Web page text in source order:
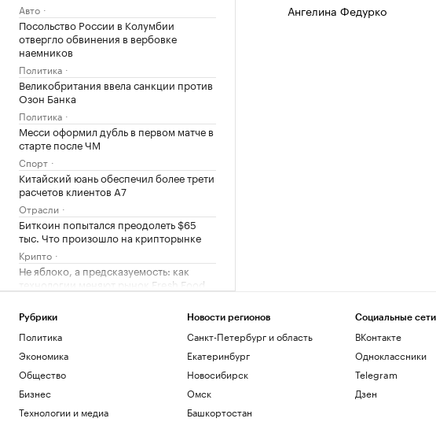
Авто
Посольство России в Колумбии
отвергло обвинения в вербовке
наемников
Политика
Великобритания ввела санкции против
Озон Банка
Политика
Месси оформил дубль в первом матче в
старте после ЧМ
Спорт
Китайский юань обеспечил более трети
расчетов клиентов А7
Отрасли
Биткоин попытался преодолеть $65
тыс. Что произошло на крипторынке
Крипто
Не яблоко, а предсказуемость: как
технологии меняют рынок Fresh Food
Ангелина Федурко
Рубрики
Политика
Экономика
Общество
Бизнес
Технологии и медиа
Новости регионов
Санкт-Петербург и область
Екатеринбург
Новосибирск
Омск
Башкортостан
Социальные сети
ВКонтакте
Одноклассники
Telegram
Дзен